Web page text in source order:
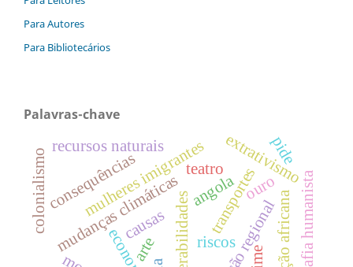
Para Autores
Para Bibliotecários
Palavras-chave
mudanças climáticas riscos
transportes
mulheres imigrantesangola
arte
teatro
recursos naturais extrativismo
ouro
causas
consequências pide
colonialismo geografia humanista